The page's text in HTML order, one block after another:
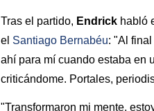
Tras el partido, Endrick habló
el Santiago Bernabéu: "Al
ahí para mí cuando estaba en
criticándome. Portales,
"Transformaron mi mente,